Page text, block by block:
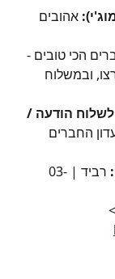
אהובים
הכי טובים -
ובמשלוח
הודעה /
החברים
רביד | 03-